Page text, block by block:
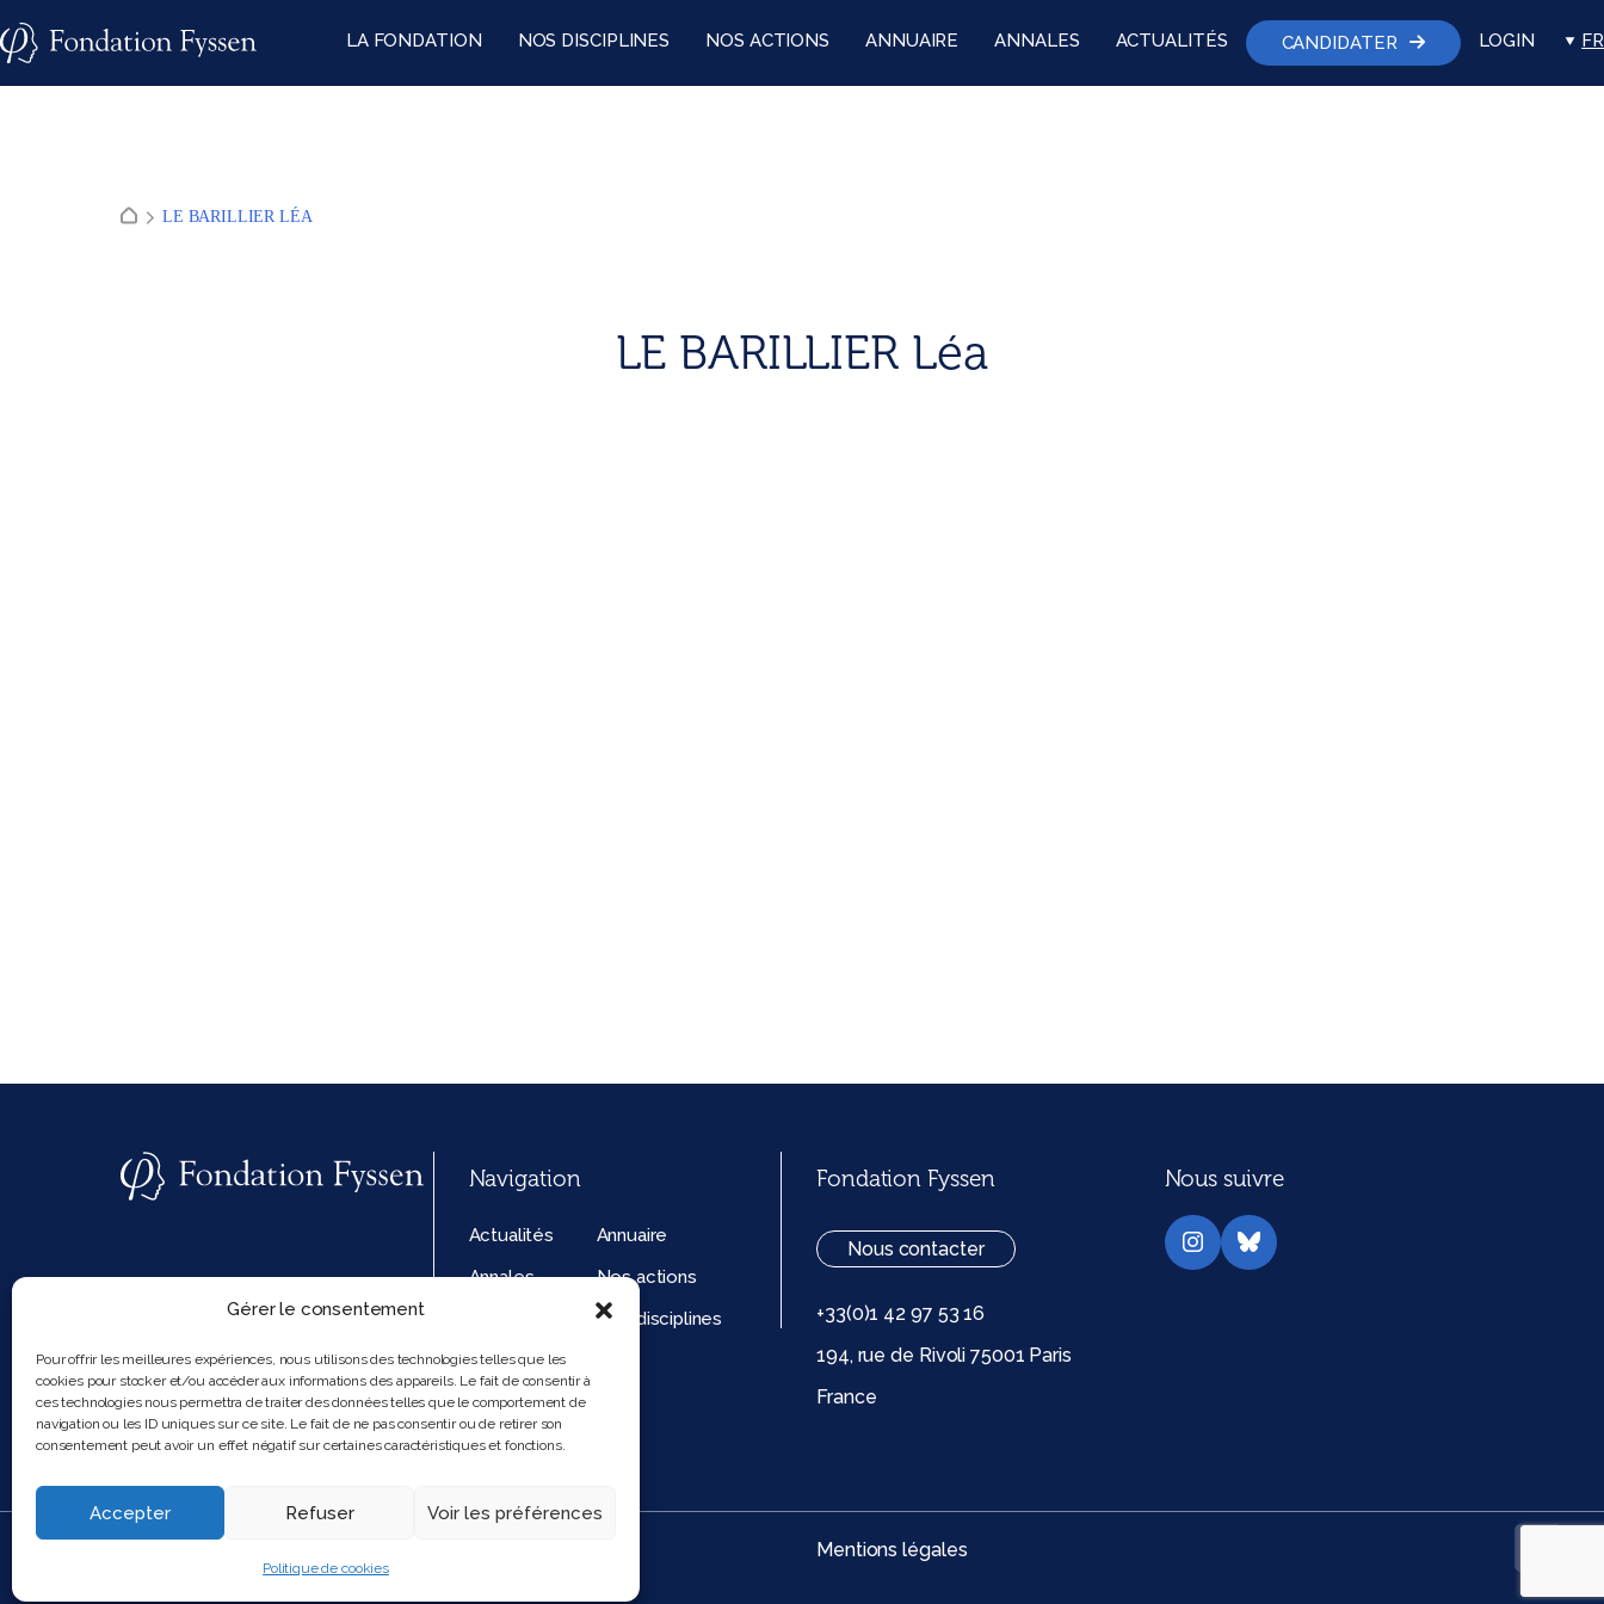
Gérer le consentement
Pour offrir les meilleures expériences, nous utilisons des technologies telles que les
cookies pour stocker et/ou accéder aux informations des appareils. Le fait de consentir à
ces technologies nous permettra de traiter des données telles que le comportement de
navigation ou les ID uniques sur ce site. Le fait de ne pas consentir ou de retirer son
consentement peut avoir un effet négatif sur certaines caractéristiques et fonctions.
Accepter Refuser Voir les préférences
Politique de cookies
to
LA FONDATION NOS DISCIPLINES NOS ACTIONS ANNUAIRE ANNALES ACTUALITÉS CANDIDATER LOGIN FR
LE BARILLIER LÉA
LE BARILLIER Léa
Navigation
Actualités
Annuaire
Annales
Nos actions
Nos disciplines
Politique de
cookies (UE)
Fondation Fyssen
Nous contacter
+33(0)1 42 97 53 16
194, rue de Rivoli 75001 Paris
France
Nous suivre
Instagram
Bluesky
Mentions légales